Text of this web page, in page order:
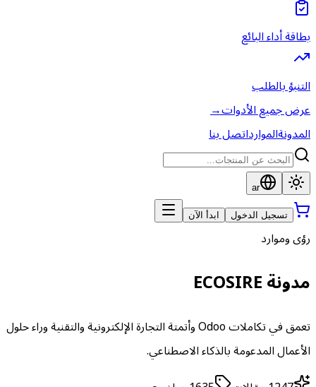
بطاقة أداء البائع
التنبؤ بالطلب
عرض جميع الأدوات→
المدونةالموارداتصل بنا
ar
تسجيل الدخول ابدأ الآن
رؤى وموارد
مدونة ECOSIRE
تعمق في تكاملات Odoo وأتمتة التجارة الإلكترونية والتقنية وراء حلول
الأعمال المدعومة بالذكاء الاصطناعي.